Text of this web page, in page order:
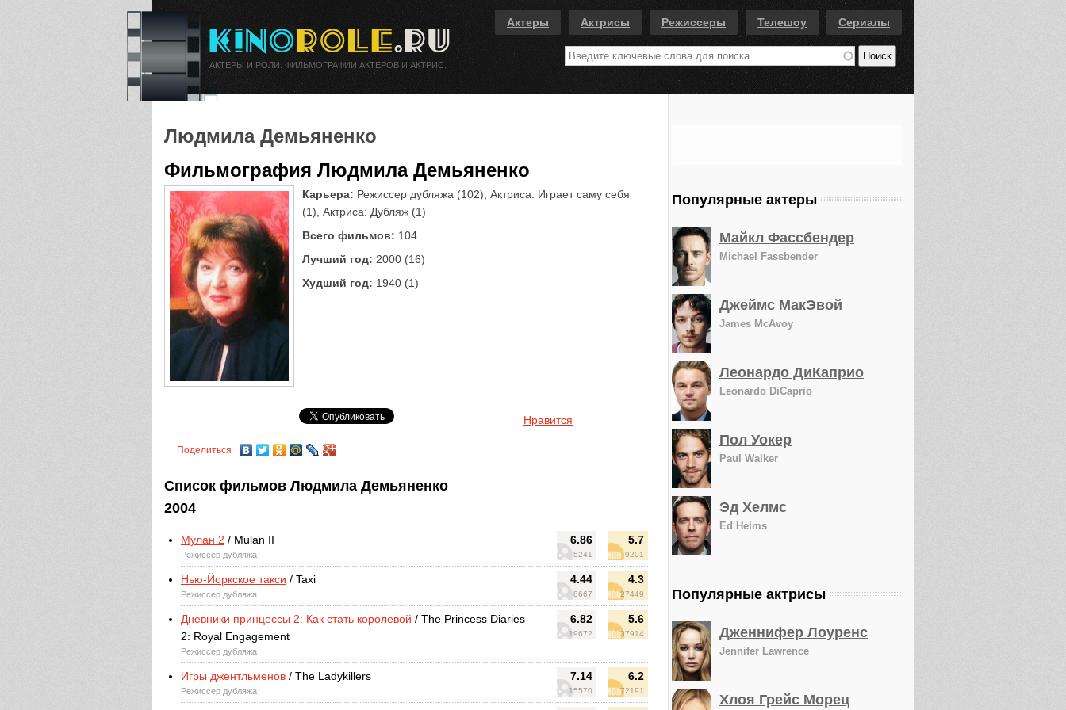
Актеры Актрисы Режиссеры Телешоу Сериалы
Людмила Демьяненко
Фильмография Людмила Демьяненко
Карьера: Режиссер дубляжа (102), Актриса: Играет саму себя
(1), Актриса: Дубляж (1)
Всего фильмов: 104
Лучший год: 2000 (16)
Худший год: 1940 (1)
Нравится
Поделиться
Список фильмов Людмила Демьяненко
2004
6.86
5241
5.7
9201
Мулан 2 / Mulan II
Режиссер дубляжа
4.44
8667
4.3
27449
Нью-Йоркское такси / Taxi
Режиссер дубляжа
6.82
19672
5.6
37914
Дневники принцессы 2: Как стать королевой / The Princess Diaries
2: Royal Engagement
Режиссер дубляжа
7.14
15570
6.2
72191
Игры джентльменов / The Ladykillers
Режиссер дубляжа
Популярные актеры
Майкл Фассбендер
Michael Fassbender
Джеймс МакЭвой
James McAvoy
Леонардо ДиКаприо
Leonardo DiCaprio
Пол Уокер
Paul Walker
Эд Хелмс
Ed Helms
Популярные актрисы
Дженнифер Лоуренс
Jennifer Lawrence
Хлоя Грейс Морец
АКТЕРЫ И РОЛИ. ФИЛЬМОГРАФИИ АКТЕРОВ И АКТРИС.